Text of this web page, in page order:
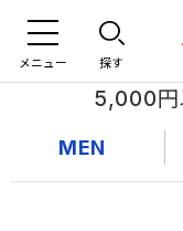
メニュー 探す
5,000円
MEN